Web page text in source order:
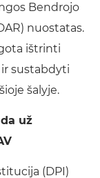
Bendrojo
nuostatas.
ištrinti
sustabdyti
šalyje.
už
(DPI)